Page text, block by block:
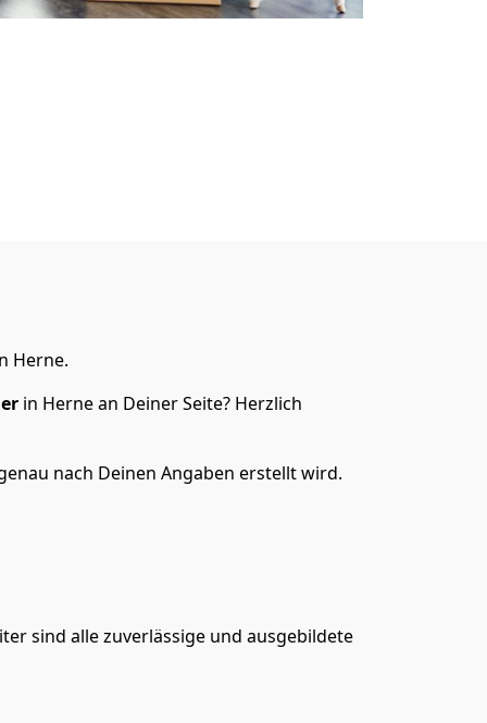
Herne.
in Herne an Deiner Seite? Herzlich
nach Deinen Angaben erstellt wird.
sind alle zuverlässige und ausgebildete